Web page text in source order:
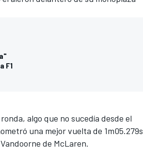
F1
algo que no sucedía desde el
una mejor vuelta de 1m05.279s
de McLaren.